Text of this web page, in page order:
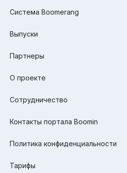
Система Boomerang
Выпуски
Партнеры
О проекте
Сотрудничество
Контакты портала Boomin
Политика конфиденциальности
Тарифы